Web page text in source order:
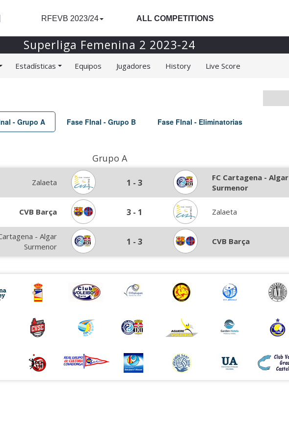
RFEVB 2023/24 ALL COMPETITIONS
Superliga Femenina 2 2023-24
Estadísticas Equipos Jugadores History Live Score
- Grupo A Fase FInal - Grupo B Fase FInal - Eliminatorias
Grupo A
Zalaeta 1 - 3
FC Cartagena - Algar
Surmenor
CVB Barça 3 - 1 Zalaeta
- Algar
Surmenor
1 - 3 CVB Barça